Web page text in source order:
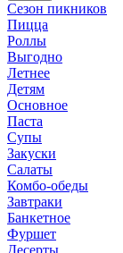
Сезон пикников
Пицца
Роллы
Выгодно
Летнее
Детям
Основное
Паста
Супы
Закуски
Салаты
Комбо-обеды
Завтраки
Банкетное
Фуршет
Десерты